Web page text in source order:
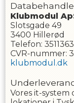
Klubmodul
Slotsgade 49
3400 Hillerød
Telefon:
CVR-nummer:
klubmodul.dk
Vores it-system